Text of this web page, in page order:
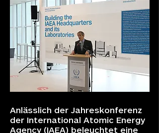
Anlässlich der Jahreskonferenz
der International Atomic Energy
Agency (IAEA) beleuchtet eine